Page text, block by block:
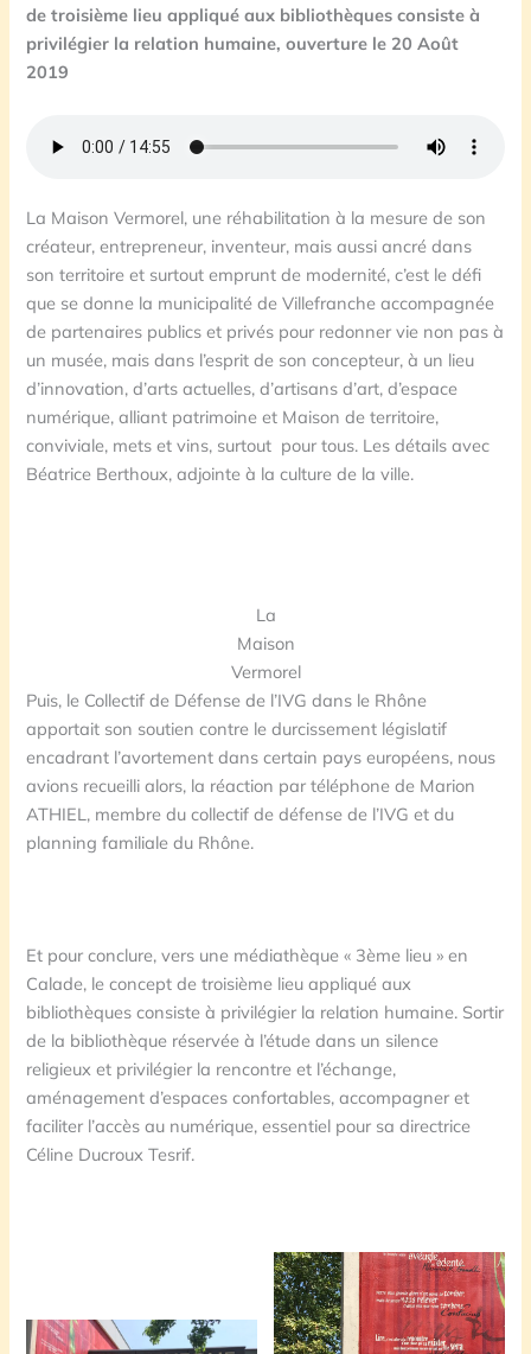
de troisième lieu appliqué aux bibliothèques consiste à
privilégier la relation humaine, ouverture le 20 Août
2019
La Maison Vermorel, une réhabilitation à la mesure de son
créateur, entrepreneur, inventeur, mais aussi ancré dans
son territoire et surtout emprunt de modernité, c’est le défi
que se donne la municipalité de Villefranche accompagnée
de partenaires publics et privés pour redonner vie non pas à
un musée, mais dans l’esprit de son concepteur, à un lieu
d’innovation, d’arts actuelles, d’artisans d’art, d’espace
numérique, alliant patrimoine et Maison de territoire,
conviviale, mets et vins, surtout pour tous. Les détails avec
Béatrice Berthoux, adjointe à la culture de la ville.
La
Maison
Vermorel
Puis, le Collectif de Défense de l’IVG dans le Rhône
apportait son soutien contre le durcissement législatif
encadrant l’avortement dans certain pays européens, nous
avions recueilli alors, la réaction par téléphone de Marion
ATHIEL, membre du collectif de défense de l’IVG et du
planning familiale du Rhône.
Et pour conclure, vers une médiathèque « 3ème lieu » en
Calade, le concept de troisième lieu appliqué aux
bibliothèques consiste à privilégier la relation humaine. Sortir
de la bibliothèque réservée à l’étude dans un silence
religieux et privilégier la rencontre et l’échange,
aménagement d’espaces confortables, accompagner et
faciliter l’accès au numérique, essentiel pour sa directrice
Céline Ducroux Tesrif.